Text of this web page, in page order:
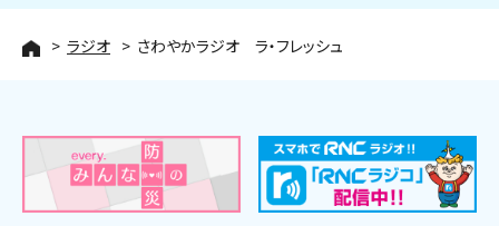
ラジオ さわやかラジオ ラ・フレッシュ